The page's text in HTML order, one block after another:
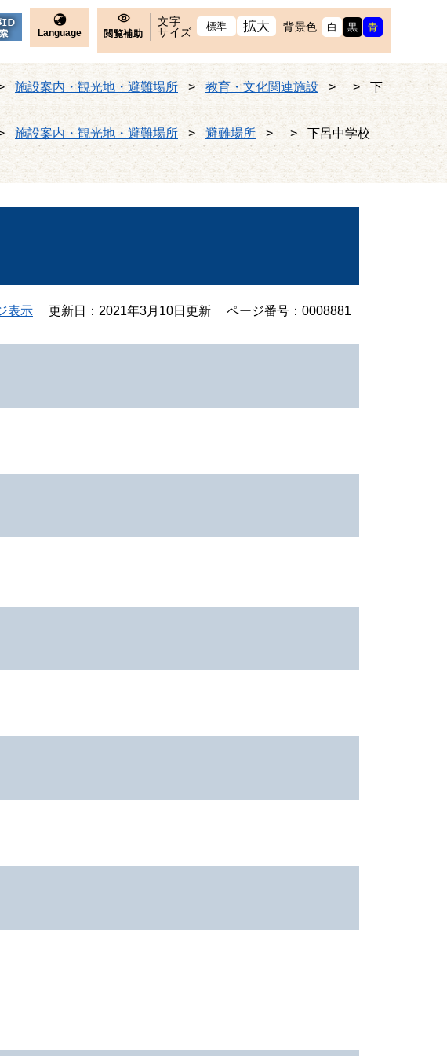
Language 閲覧補助
文字
サイズ
標準 拡大 背景色 白 黒 青
施設案内・観光地・避難場所 > 教育・文化関連施設 > > 下
施設案内・観光地・避難場所 > 避難場所 > >
下呂中学校
表示 更新日：2021年3月10日更新 ページ番号：0008881